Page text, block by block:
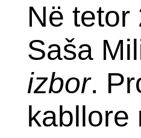
Në tetor
Saša
izbor.
kabllore